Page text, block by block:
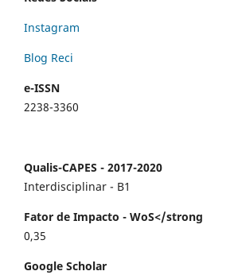
Instagram
Blog Reci
e-ISSN
2238-3360
Qualis-CAPES - 2017-2020
Interdisciplinar - B1
Fator de Impacto - WoS</strong
0,35
Google Scholar